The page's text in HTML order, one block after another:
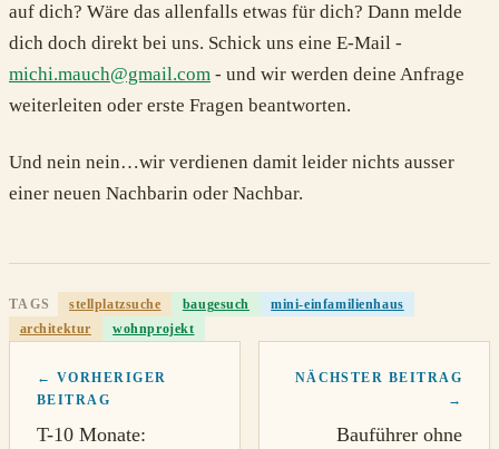
auf dich? Wäre das allenfalls etwas für dich? Dann melde
dich doch direkt bei uns. Schick uns eine E-Mail -
michi.mauch@gmail.com - und wir werden deine Anfrage
weiterleiten oder erste Fragen beantworten.
Und nein nein…wir verdienen damit leider nichts ausser
einer neuen Nachbarin oder Nachbar.
TAGS stellplatzsuche baugesuch
mini-einfamilienhaus
architektur
wohnprojekt
← VORHERIGER
BEITRAG
T-10 Monate:
NÄCHSTER BEITRAG
→
Bauführer ohne